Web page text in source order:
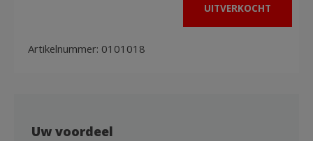
UITVERKOCHT
Artikelnummer: 0101018
Uw voordeel